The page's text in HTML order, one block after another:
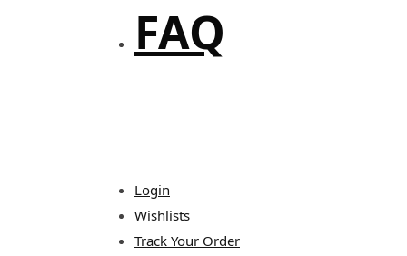
FAQ
Login
Wishlists
Track Your Order